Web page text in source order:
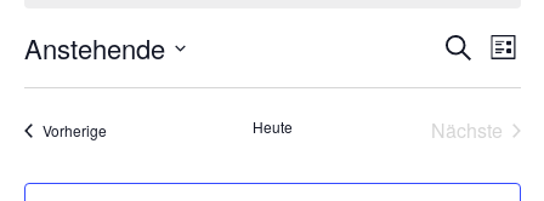
Suche
und
SucheListe
Anstehende
VorherigeVeranstaltungen Heute
Nächste